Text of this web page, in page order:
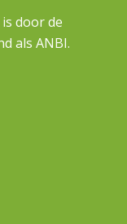
door de
als ANBI.